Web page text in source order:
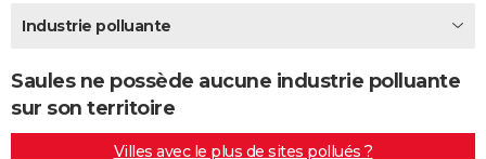
Destinations
City break
Voyage nature
Voyage de noces
Forum
Climat
+PHOTO
GUIDES D'ACHAT
BONS PLANS
Industrie polluante
Saules ne possède aucune industrie polluante
sur son territoire
Villes avec le plus de sites pollués ?